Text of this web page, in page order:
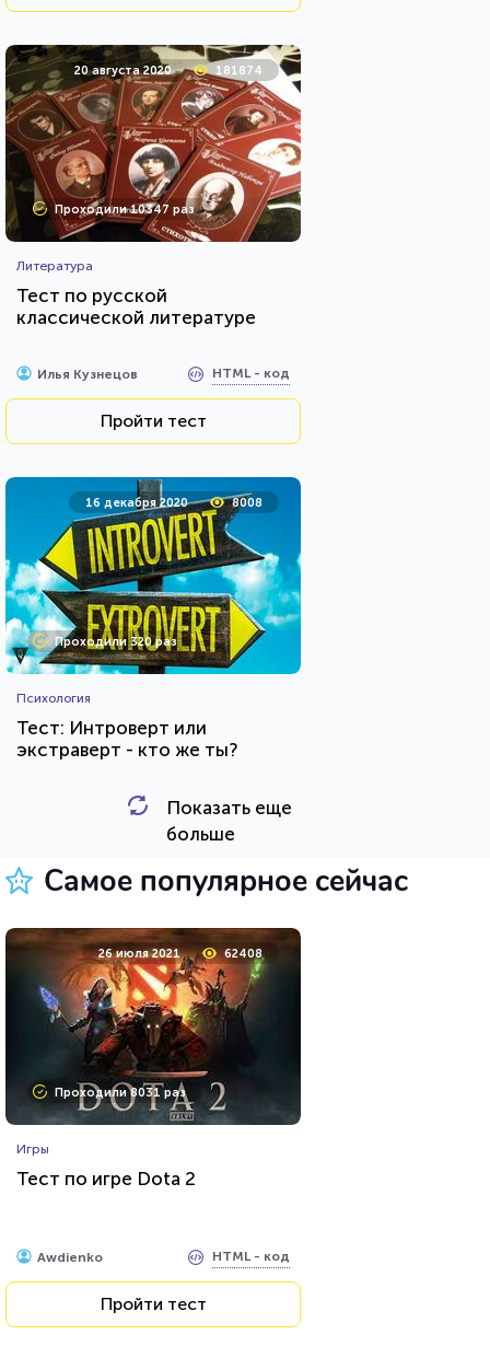
20 августа 2020 181874
Проходили 10347 раз
Литература
Тест по русской
классической литературе
Илья Кузнецов HTML - код
Пройти тест
16 декабря 2020 8008
Проходили 320 раз
Психология
Тест: Интроверт или
экстраверт - кто же ты?
HTML - код
23 марта 2021 219800
Проходили 74649 раз
Психология
Тест на умственную
отсталость
Пройти тест
Показать еще
больше
Самое популярное сейчас
26 июля 2021 62408
Проходили 8031 раз
Игры
Тест по игре Dota 2
Awdienko HTML - код
Пройти тест